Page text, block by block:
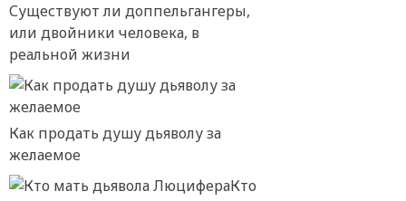
Существуют ли доппельгангеры,
или двойники человека, в
реальной жизни
Как продать душу дьяволу за
желаемое
Кто